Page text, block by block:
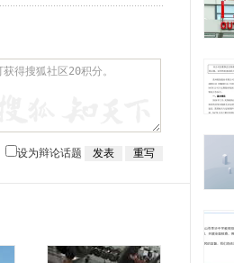
设为辩论话题